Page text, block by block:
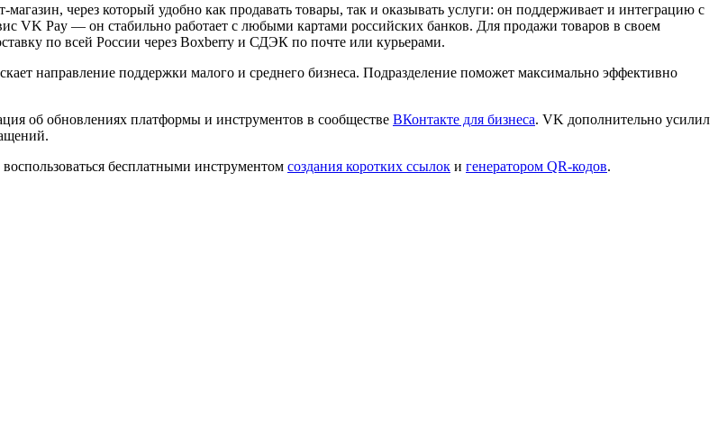
через который удобно как продавать товары, так и оказывать услуги: он поддерживает и интеграцию с
VK Pay — он стабильно работает с любыми картами российских банков. Для продажи товаров в своем
по всей России через Boxberry и СДЭК по почте или курьерами.
направление поддержки малого и среднего бизнеса. Подразделение поможет максимально эффективно
об обновлениях платформы и инструментов в сообществе ВКонтакте для бизнеса. VK дополнительно усилил
бесплатными инструментом создания коротких ссылок и генератором QR-кодов.